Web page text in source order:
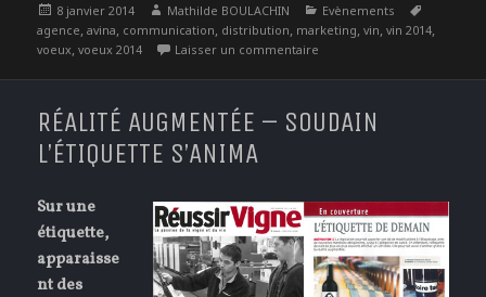
Publié
le
8 janvier 2014 Auteur
Mathilde BOULACHIN Catégories
Evènements
agence,avina, communication, distribution, marketing,vin,vin 2014,
voeux,voeux 2014 Laisser un commentaire
RÉALITÉ AUGMENTÉE – SOUDAIN
L’ÉTIQUETTE S’ANIMA
Sur une
étiquette,
apparaisse
nt des